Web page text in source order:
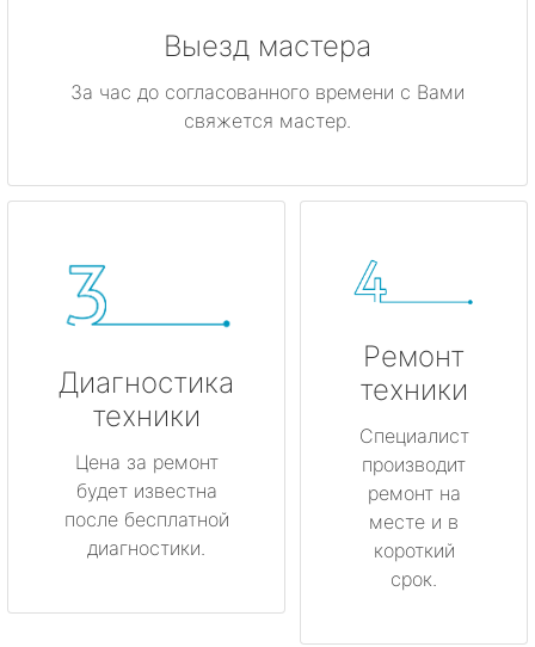
Выезд мастера
За час до согласованного времени с Вами
свяжется мастер.
Диагностика
техники
Цена за ремонт
будет известна
после бесплатной
диагностики.
Ремонт
техники
Специалист
производит
ремонт на
месте и в
короткий
срок.